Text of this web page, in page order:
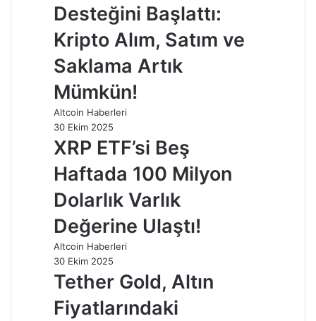
Desteğini Başlattı:
Kripto Alım, Satım ve
Saklama Artık
Mümkün!
Altcoin Haberleri
30 Ekim 2025
XRP ETF’si Beş
Haftada 100 Milyon
Dolarlık Varlık
Değerine Ulaştı!
Altcoin Haberleri
30 Ekim 2025
Tether Gold, Altın
Fiyatlarındaki